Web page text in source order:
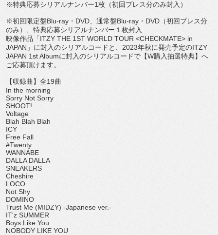
※特典応募シリアルナンバー1枚（初回プレス分のみ封入）
※初回限定盤Blu-ray ・ DVD 、通常盤Blu-ray ・ DVD （初回プレス分
のみ）、特典応募シリアルナンバー１枚封入
映像作品「ITZY THE 1ST WORLD TOUR <CHECKMATE> in
JAPAN 」に封入のシリアルコードと、 2023年秋に発売予定のITZY
JAPAN 1st Albumに封入のシリアルコードで【W購入抽選特典】 へ
ご応募頂けます。
【収録曲】全19曲
In the morning
Sorry Not Sorry
SHOOT!
Voltage
Blah Blah Blah
ICY
Free Fall
#Twenty
WANNABE
DALLA DALLA
SNEAKERS
Cheshire
LOCO
Not Shy
DOMINO
Trust Me (MIDZY) -Japanese ver.-
IT'z SUMMER
Boys Like You
NOBODY LIKE YOU